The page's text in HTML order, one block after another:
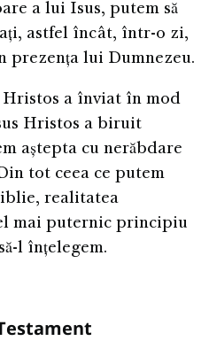
a lui Isus, putem să
astfel încât, într-o zi,
prezența lui Dumnezeu.
Hristos a înviat în mod
Hristos a biruit
aștepta cu nerăbdare
tot ceea ce putem
realitatea
mai puternic principiu
l înțelegem.